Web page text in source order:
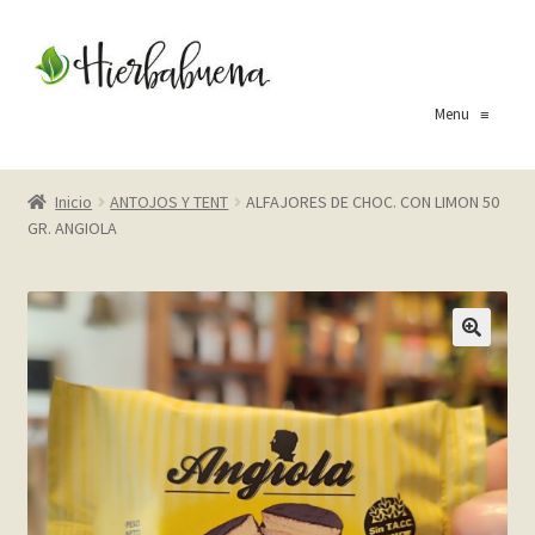
aal
Menu≡
Inicio
About Us
Blog
Carrito
Cart
Checkout
Inicio ANTOJOS Y TENT
ALFAJORES DE CHOC. CON LIMON 50
GR. ANGIOLA